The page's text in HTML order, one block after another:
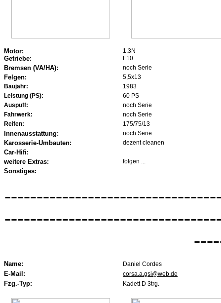
Motor: 1.3N
Getriebe: F10
Bremsen (VA/HA): noch Serie
Felgen:
5,5x13
Baujahr:
1983
Leistung (PS):
60 PS
Auspuff:
noch Serie
Fahrwerk:
noch Serie
Reifen:
175/75/13
Innenausstattung: noch Serie
Karosserie-Umbauten: dezent cleanen
Car-Hifi:
weitere Extras:
folgen ...
Sonstiges:
Name: Daniel Cordes
E-Mail: corsa.a.gsi@web.de
Fzg.-Typ: Kadett D 3trg.